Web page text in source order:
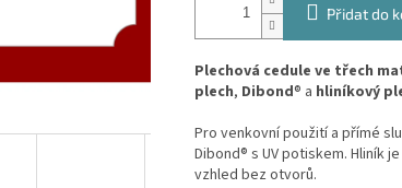
Přidat do
Plechová cedule ve třech
plech, Dibond® a hliníkový
Pro venkovní použití a přímé
Dibond® s UV potiskem. Hliník
vzhled bez otvorů.